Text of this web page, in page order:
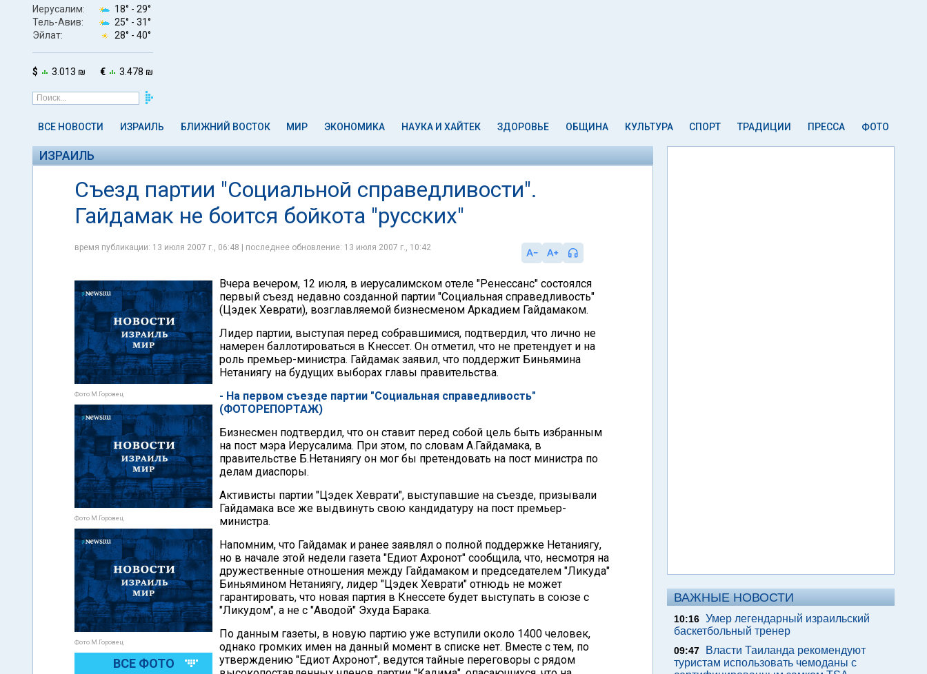
Иерусалим: 18° - 29°
Тель-Авив:
25° - 31°
Эйлат:
28° - 40°
$ 3.013 ₪ € 3.478 ₪
ВСЕ НОВОСТИ ИЗРАИЛЬ БЛИЖНИЙ ВОСТОК МИР ЭКОНОМИКА НАУКА И ХАЙТЕК ЗДОРОВЬЕ ОБЩИНА КУЛЬТУРА СПОРТ ТРАДИЦИИ ПРЕССА ФОТО
ИЗРАИЛЬ
Съезд партии "Социальной справедливости".
Гайдамак не боится бойкота "русских"
время публикации: 13 июля 2007 г., 06:48 | последнее обновление: 13 июля 2007 г., 10:42
Фото М.Горовец
Фото М.Горовец
Фото М.Горовец
ВСЕ ФОТО
Вчера вечером, 12 июля, в иерусалимском отеле "Ренессанс" состоялся
первый съезд недавно созданной партии "Социальная справедливость"
(Цэдек Хеврати), возглавляемой бизнесменом Аркадием Гайдамаком.
Лидер партии, выступая перед собравшимися, подтвердил, что лично не
намерен баллотироваться в Кнессет. Он отметил, что не претендует и на
роль премьер-министра. Гайдамак заявил, что поддержит Биньямина
Нетаниягу на будущих выборах главы правительства.
- На первом съезде партии "Социальная справедливость"
(ФОТОРЕПОРТАЖ)
Бизнесмен подтвердил, что он ставит перед собой цель быть избранным
на пост мэра Иерусалима. При этом, по словам А.Гайдамака, в
правительстве Б.Нетаниягу он мог бы претендовать на пост министра по
делам диаспоры.
Активисты партии "Цэдек Хеврати", выступавшие на съезде, призывали
Гайдамака все же выдвинуть свою кандидатуру на пост премьер-
министра.
Напомним, что Гайдамак и ранее заявлял о полной поддержке Нетаниягу,
но в начале этой недели газета "Едиот Ахронот" сообщила, что, несмотря на
дружественные отношения между Гайдамаком и председателем "Ликуда"
Биньямином Нетаниягу, лидер "Цэдек Хеврати" отнюдь не может
гарантировать, что новая партия в Кнессете будет выступать в союзе с
"Ликудом", а не с "Аводой" Эхуда Барака.
По данным газеты, в новую партию уже вступили около 1400 человек,
однако громких имен на данный момент в списке нет. Вместе с тем, по
утверждению "Едиот Ахронот", ведутся тайные переговоры с рядом
ВАЖНЫЕ НОВОСТИ
10:16 Умер легендарный израильский
баскетбольный тренер
09:47
Власти Таиланда рекомендуют
туристам использовать чемоданы с